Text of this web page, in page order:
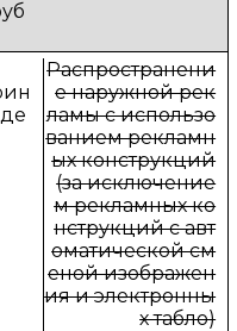
Распространени
е наружной рек
ламы с использо
ванием рекламн
ых конструкций
(за исключение
м рекламных ко
нструкций с авт
оматической см
еной изображен
ия и электронны
х табло)